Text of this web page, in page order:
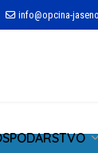
info@opcina-